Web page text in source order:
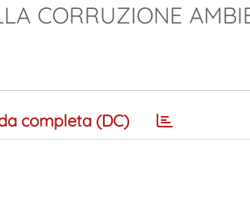
CORRUZIONE
completa (DC)